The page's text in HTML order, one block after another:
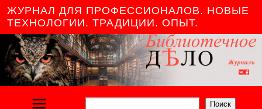
ЖУРНАЛ ДЛЯ ПРОФЕССИОНАЛОВ. НОВЫЕ
ТЕХНОЛОГИИ. ТРАДИЦИИ. ОПЫТ.
Поиск